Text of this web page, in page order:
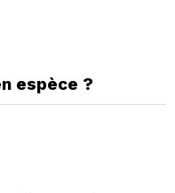
espèce ?